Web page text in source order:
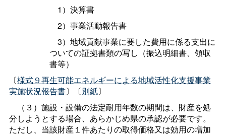
1）決算書
2）事業活動報告書
3）地域貢献事業に要した費用に係る支出に
ついての証拠書類の写し（振込明細書、領収
書等）
〔様式９再生可能エネルギーによる地域活性化支援事業
実施状況報告書〕〔別紙〕
（３）施設・設備の法定耐用年数の期間は、財産を処
分しようとする場合、あらかじめ県の承認が必要です。
ただし、当該財産１件あたりの取得価格又は効用の増加